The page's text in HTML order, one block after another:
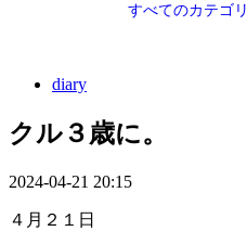
すべてのカテゴリ
diary
クル３歳に。
2024-04-21 20:15
４月２１日